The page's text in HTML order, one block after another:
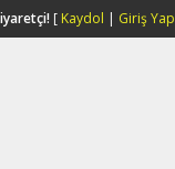
[ Kaydol | Giriş Yap